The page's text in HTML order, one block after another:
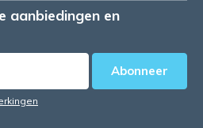
aanbiedingen en
Abonneer